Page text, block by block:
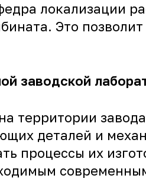
локализации
Это
заводской
территории
деталей и
процессы их